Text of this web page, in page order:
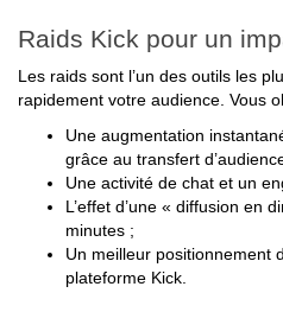
Raids Kick pour un
Les raids sont l’un des outils les
rapidement votre audience. Vous
Une augmentation
grâce au transfert
Une activité de chat et un
L’effet d’une « diffusion en
minutes ;
Un meilleur positionnement
plateforme Kick.